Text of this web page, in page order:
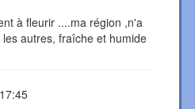
à fleurir ....ma région ,n'a
autres, fraîche et humide